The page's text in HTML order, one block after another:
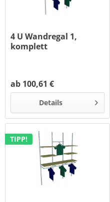
4 U Wandregal 1,
komplett
ab 100,61 €
Details
TIPP!